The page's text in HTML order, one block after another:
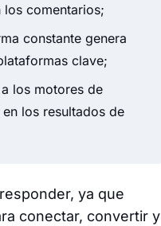
comentarios;
constante genera
clave;
los motores de
los resultados de
ya que
conectar, convertir y